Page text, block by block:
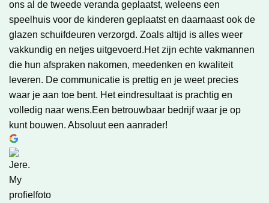
ons al de tweede veranda geplaatst, weleens een
speelhuis voor de kinderen geplaatst en daarnaast ook de
glazen schuifdeuren verzorgd. Zoals altijd is alles weer
vakkundig en netjes uitgevoerd.Het zijn echte vakmannen
die hun afspraken nakomen, meedenken en kwaliteit
leveren. De communicatie is prettig en je weet precies
waar je aan toe bent. Het eindresultaat is prachtig en
volledig naar wens.Een betrouwbaar bedrijf waar je op
kunt bouwen. Absoluut een aanrader!